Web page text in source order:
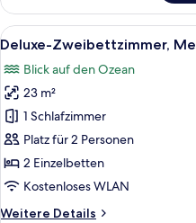
Doppelzimmer,
Hafenblick
Alle
Fotos
für
Deluxe-
Zweibettzimmer,
Meerblick
anzeigen
7
Deluxe-Zweibettzimmer,
Blick auf den Ozean
23 m²
1 Schlafzimmer
Platz für 2 Personen
2 Einzelbetten
Kostenloses WLAN
Weitere Details
Weitere